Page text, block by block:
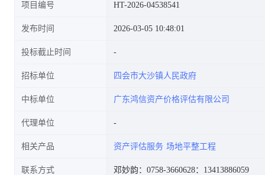
项目编号 HT-2026-04538541
发布时间 2026-03-05 10:48:01
投标截止时间
招标单位 四会市大沙镇人民政府
中标单位 广东鸿信资产价格评估有限公司
代理单位
相关产品 资产评估服务 场地平整工程
联系方式 邓妙韵：0758-3660628：13413886059